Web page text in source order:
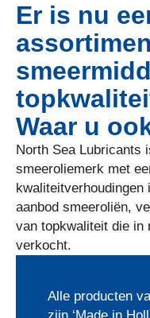
Er is nu
Waar u
North Sea Lubricants
smeeroliemerk met
kwaliteitverhoudingen
aanbod smeeroliën,
van topkwaliteit die in
verkocht.
Alle producten